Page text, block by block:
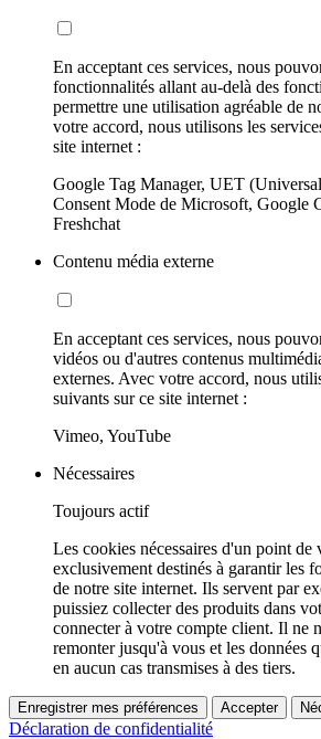
En acceptant ces services, nous
fonctionnalités allant au-delà des
permettre une utilisation agréable de
votre accord, nous utilisons les
site internet :
Google Tag Manager, UET
Consent Mode de Microsoft, Google
Freshchat
Contenu média externe
En acceptant ces services, nous
vidéos ou d'autres contenus
externes. Avec votre accord, nous
suivants sur ce site internet :
Vimeo, YouTube
Nécessaires
Toujours actif
Les cookies nécessaires d'un point de
exclusivement destinés à garantir les
de notre site internet. Ils servent par
puissiez collecter des produits dans
connecter à votre compte client. Il ne
remonter jusqu'à vous et les données
en aucun cas transmises à des tiers.
Enregistrer mes préférences Accepter
Déclaration de confidentialité